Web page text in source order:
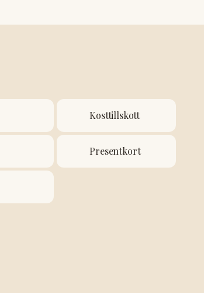
Kosttillskott
Presentkort